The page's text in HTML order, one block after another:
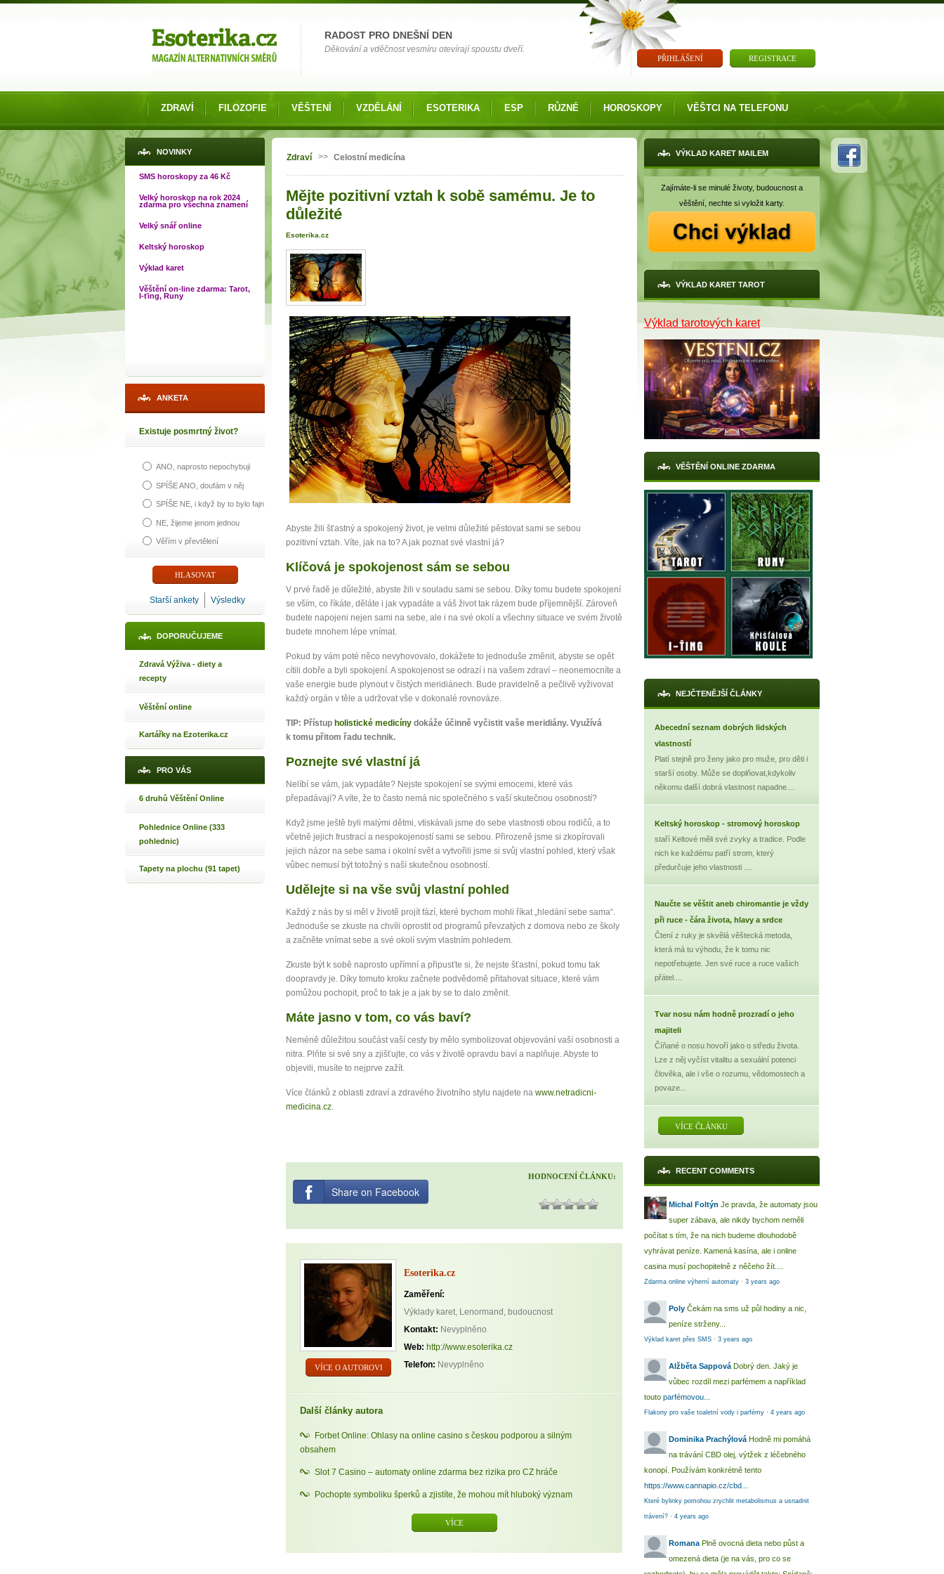
10 tipů pro zdravý a
plnohodnotný život
... všechny tipy zdarma.
Nemusí to tak být - ZJISTĚTE ZDARMA!
Jak mít více energie každý den
Jak vnést do života rovnováhu
Jak být šťastnější
X
RADOST PRO DNEŠNÍ DEN
Děkování a vděčnost vesmíru otevírají spoustu dveří.
PŘIHLÁŠENÍ REGISTRACE
ZDRAVÍ FILOZOFIE VĚŠTENÍ VZDĚLÁNÍ ESOTERIKA ESP RŮZNÉ HOROSKOPY VĚŠTCI NA TELEFONU
NOVINKY
SMS horoskopy za 46 Kč
Velký horoskop na rok 2024
zdarma pro všechna znamení
Velký snář online
Keltský horoskop
Výklad karet
Věštění on-line zdarma: Tarot,
I-ťing, Runy
ANKETA
Existuje posmrtný život?
ANO, naprosto nepochybuji
SPÍŠE ANO, doufám v něj
SPÍŠE NE, i když by to bylo fajn
NE, žijeme jenom jednou
Věřím v převtělení
Starší ankety Výsledky
DOPORUČUJEME
Zdravá Výživa - diety a
recepty
Věštění online
Kartářky na Ezoterika.cz
PRO VÁS
6 druhů Věštění Online
Pohlednice Online (333
pohlednic)
Tapety na plochu (91 tapet)
Jste zde
Zdraví >> Celostní medicína
Mějte pozitivní vztah k sobě samému. Je to
důležité
Esoterika.cz
Abyste žili šťastný a spokojený život, je velmi důležité pěstovat sami se sebou
pozitivní vztah. Víte, jak na to? A jak poznat své vlastní já?
Klíčová je spokojenost sám se sebou
V prvé řadě je důležité, abyste žili v souladu sami se sebou. Díky tomu budete spokojení
se vším, co říkáte, děláte i jak vypadáte a váš život tak rázem bude příjemnější. Zároveň
budete napojeni nejen sami na sebe, ale i na své okolí a všechny situace ve svém životě
budete mnohem lépe vnímat.
Pokud by vám poté něco nevyhovovalo, dokážete to jednoduše změnit, abyste se opět
cítili dobře a byli spokojení. A spokojenost se odrazí i na vašem zdraví – neonemocníte a
vaše energie bude plynout v čistých meridiánech. Bude pravidelně a pečlivě vyživovat
každý orgán v těle a udržovat vše v dokonalé rovnováze.
TIP: Přístup holistické medicíny dokáže účinně vyčistit vaše meridiány. Využívá
k tomu přitom řadu technik.
Poznejte své vlastní já
Nelíbí se vám, jak vypadáte? Nejste spokojení se svými emocemi, které vás
přepadávají? A víte, že to často nemá nic společného s vaší skutečnou osobností?
Když jsme ještě byli malými dětmi, vtiskávali jsme do sebe vlastnosti obou rodičů, a to
včetně jejich frustrací a nespokojeností sami se sebou. Přirozeně jsme si zkopírovali
jejich názor na sebe sama i okolní svět a vytvořili jsme si svůj vlastní pohled, který však
vůbec nemusí být totožný s naší skutečnou osobností.
Udělejte si na vše svůj vlastní pohled
Každý z nás by si měl v životě projít fází, které bychom mohli říkat „hledání sebe sama“.
Jednoduše se zkuste na chvíli oprostit od programů převzatých z domova nebo ze školy
a začněte vnímat sebe a své okolí svým vlastním pohledem.
Zkuste být k sobě naprosto upřímní a připusťte si, že nejste šťastní, pokud tomu tak
doopravdy je. Díky tomuto kroku začnete podvědomě přitahovat situace, které vám
pomůžou pochopit, proč to tak je a jak by se to dalo změnit.
Máte jasno v tom, co vás baví?
Neméně důležitou součást vaší cesty by mělo symbolizovat objevování vaší osobnosti a
nitra. Plňte si své sny a zjišťujte, co vás v životě opravdu baví a naplňuje. Abyste to
objevili, musíte to nejprve zažít.
Více článků z oblasti zdraví a zdravého životního stylu najdete na www.netradicni-
medicina.cz.
HODNOCENÍ ČLÁNKU:
Share on Facebook
VÍCE O AUTOROVI
Esoterika.cz
Zaměření:
Výklady karet, Lenormand, budoucnost
Kontakt: Nevyplněno
Web: http://www.esoterika.cz
Telefon: Nevyplněno
Další články autora
Forbet Online: Ohlasy na online casino s českou podporou a silným
obsahem
Slot 7 Casino – automaty online zdarma bez rizika pro CZ hráče
Pochopte symboliku šperků a zjistíte, že mohou mít hluboký význam
VÍCE
VÝKLAD KARET MAILEM
Zajímáte-li se minulé životy, budoucnost a
věštění, nechte si vyložit karty.
VÝKLAD KARET TAROT
Výklad tarotových karet
VĚŠTĚNÍ ONLINE ZDARMA
NEJČTENĚJŠÍ ČLÁNKY
Abecední seznam dobrých lidských
vlastností
Platí stejně pro ženy jako pro muže, pro děti i
starší osoby. Může se doplňovat,kdykoliv
někomu další dobrá vlastnost napadne....
Keltský horoskop - stromový horoskop
staří Keltové měli své zvyky a tradice. Podle
nich ke každému patří strom, který
předurčuje jeho vlastnosti ....
Naučte se věštit aneb chiromantie je vždy
při ruce - čára života, hlavy a srdce
Čtení z ruky je skvělá věštecká metoda,
která má tu výhodu, že k tomu nic
nepotřebujete. Jen své ruce a ruce vašich
přátel....
Tvar nosu nám hodně prozradí o jeho
majiteli
Číňané o nosu hovoří jako o středu života.
Lze z něj vyčíst vitalitu a sexuální potenci
člověka, ale i vše o rozumu, vědomostech a
povaze...
VÍCE ČLÁNKU
RECENT COMMENTS
Michal Foltýn Je pravda, že automaty jsou
super zábava, ale nikdy bychom neměli
počítat s tím, že na nich budeme dlouhodobě
vyhrávat peníze. Kamená kasína, ale i online
casina musí pochopitelně z něčeho žít....
Zdarma online výherní automaty · 3 years ago
Poly Čekám na sms už půl hodiny a nic,
peníze strženy...
Výklad karet přes SMS · 3 years ago
Alžběta Sappová Dobrý den. Jaký je
vůbec rozdíl mezi parfémem a například
touto parfémovou...
Flakony pro vaše toaletní vody i parfémy · 4 years ago
Dominika Prachýlová Hodně mi pomáhá
na trávání CBD olej, výtžek z léčebného
konopí. Používám konkrétně tento
https://www.cannapio.cz/cbd...
Které bylinky pomohou zrychlit metabolismus a usnadnit
trávení? · 4 years ago
Romana Plně ovocná dieta nebo půst a
omezená dieta (je na vás, pro co se